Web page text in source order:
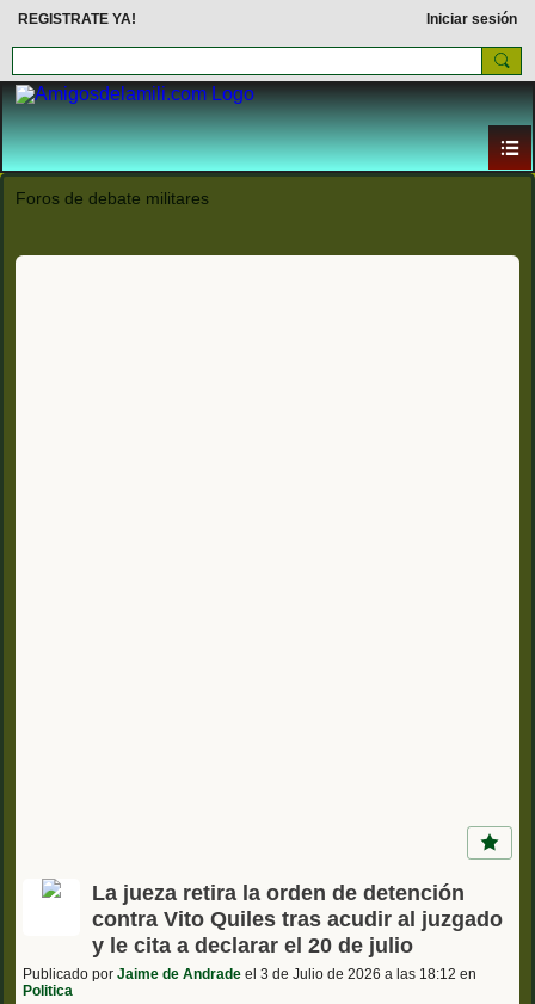
REGISTRATE YA! Iniciar sesión
Foros de debate militares
La jueza retira la orden de detención
contra Vito Quiles tras acudir al juzgado
y le cita a declarar el 20 de julio
Publicado por Jaime de Andrade el 3 de Julio de 2026 a las 18:12 en
Politica